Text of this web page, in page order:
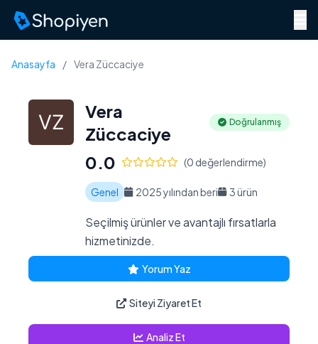
Anasayfa / Vera Züccaciye
Vera
Züccaciye
Doğrulanmış
0.0 (0 değerlendirme)
Genel 2025 yılından beri 3 ürün
Seçilmiş ürünler ve avantajlı fırsatlarla
hizmetinizde.
Yorum Yaz
Siteyi Ziyaret Et
Analiz Et